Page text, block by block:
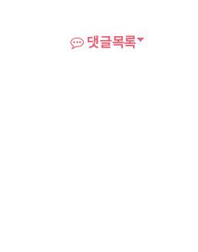
댓글목록